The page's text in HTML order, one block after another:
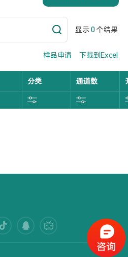
显示0 个结果
样品申请 下载到Excel
分类 通道数